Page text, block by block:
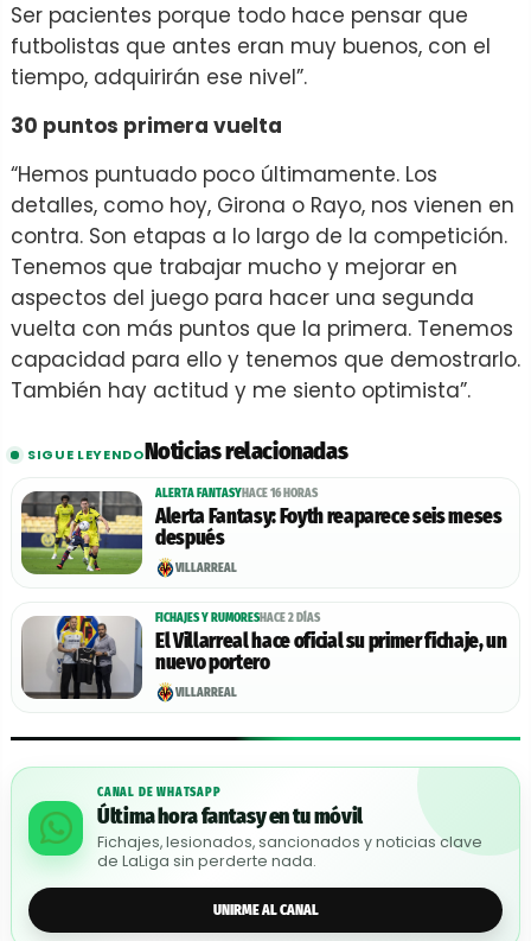
Ser pacientes porque todo hace pensar que
futbolistas que antes eran muy buenos, con el
tiempo, adquirirán ese nivel”.
30 puntos primera vuelta
“Hemos puntuado poco últimamente. Los
detalles, como hoy, Girona o Rayo, nos vienen en
contra. Son etapas a lo largo de la competición.
Tenemos que trabajar mucho y mejorar en
aspectos del juego para hacer una segunda
vuelta con más puntos que la primera. Tenemos
capacidad para ello y tenemos que demostrarlo.
También hay actitud y me siento optimista”.
SIGUE LEYENDONoticias relacionadas
ALERTA FANTASYHACE 16 HORAS
Alerta Fantasy: Foyth reaparece seis meses
después
VILLARREAL
FICHAJES Y RUMORESHACE 2 DÍAS
El Villarreal hace oficial su primer fichaje, un
nuevo portero
VILLARREAL
CANAL DE WHATSAPP
Última hora fantasy en tu móvil
Fichajes, lesionados, sancionados y noticias clave
de LaLiga sin perderte nada.
UNIRME AL CANAL